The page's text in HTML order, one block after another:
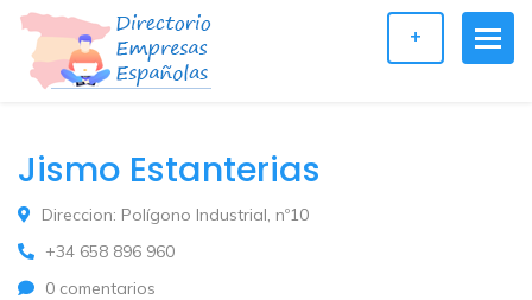
+
Jismo Estanterias
Direccion: Polígono Industrial, nº10
+34 658 896 960
0 comentarios